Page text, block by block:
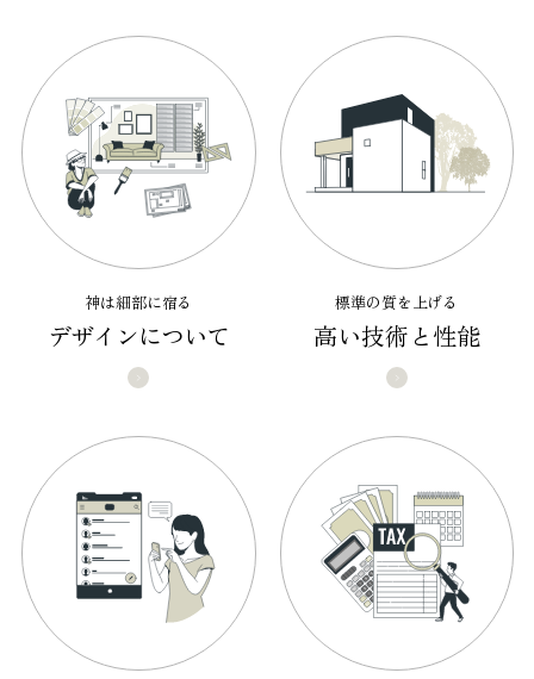
神は細部に宿る
デザインについて
標準の質を上げる
高い技術と性能